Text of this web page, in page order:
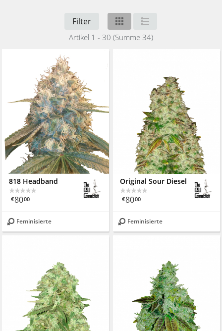
Filter
Artikel 1 - 30 (Summe 34)
818 Headband
€8000
Feminisierte
Original Sour Diesel
€8000
Feminisierte